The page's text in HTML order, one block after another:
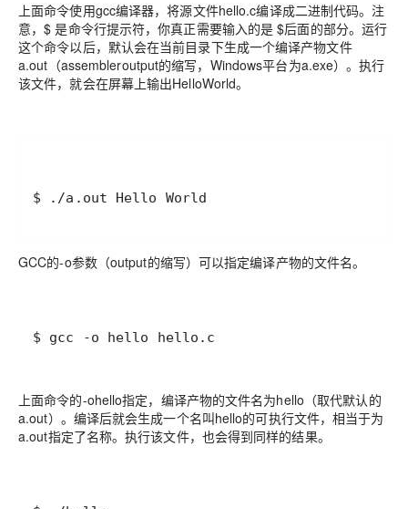
上面命令使用gcc编译器，将源文件hello.c编译成二进制代码。注
意，$ 是命令行提示符，你真正需要输入的是 $后面的部分。运行
这个命令以后，默认会在当前目录下生成一个编译产物文件
a.out（assembleroutput的缩写，Windows平台为a.exe）。执行
该文件，就会在屏幕上输出HelloWorld。
GCC的-o参数（output的缩写）可以指定编译产物的文件名。
$ gcc -o hello hello.c
上面命令的-ohello指定，编译产物的文件名为hello（取代默认的
a.out）。编译后就会生成一个名叫hello的可执行文件，相当于为
a.out指定了名称。执行该文件，也会得到同样的结果。